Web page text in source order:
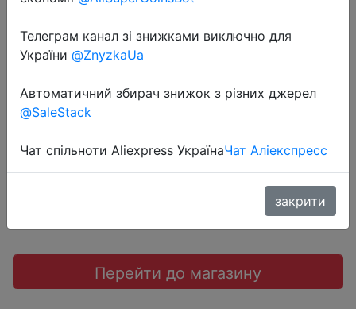
Рюкзак городской Brauberg HS
серый
Перейти до магазину
Телеграм канал зі знижками виключно для
України @ZnyzkaUa
Автоматичний збирач знижок з різних джерел
@SaleStack
Чат спільноти Aliexpress УкраїнаЧат Аліекспресс
закрити